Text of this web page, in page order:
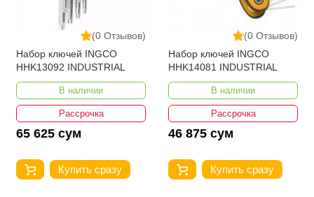
(0 Отзывов)
Набор ключей INGCO
HHK13092 INDUSTRIAL
В наличии
Рассрочка
65 625 сум
Купить сразу
(0 Отзывов)
Набор ключей INGCO
HHK14081 INDUSTRIAL
В наличии
Рассрочка
46 875 сум
Купить сразу